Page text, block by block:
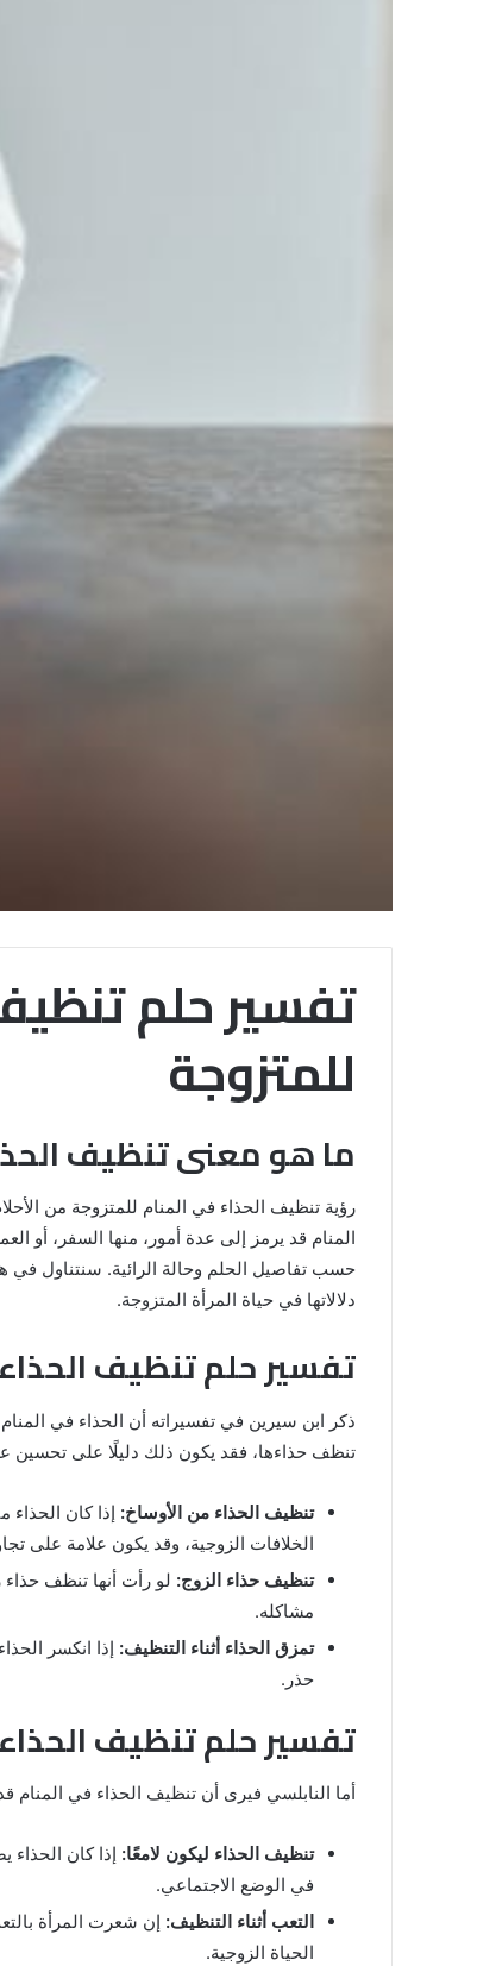
تفسير حلم
للمتزوجة
ما هو معنى تنظيف
رؤية تنظيف الحذاء في المنام للمتزوجة من
المنام قد يرمز إلى عدة أمور، منها السفر، أو
حسب تفاصيل الحلم وحالة الرائية. سنتناول في
دلالاتها في حياة المرأة المتزوجة.
تفسير حلم تنظيف
ذكر ابن سيرين في تفسيراته أن الحذاء في
تنظف حذاءها، فقد يكون ذلك دليلًا على تحسين
تنظيف الحذاء من الأوساخ: إذا كان
الخلافات الزوجية، وقد يكون علامة على
تنظيف حذاء الزوج: لو رأت أنها تنظف
مشاكله.
تمزق الحذاء أثناء التنظيف: إذا انكسر
حذر.
تفسير حلم تنظيف
أما النابلسي فيرى أن تنظيف الحذاء في المنام
تنظيف الحذاء ليكون لامعًا: إذا كان
في الوضع الاجتماعي.
التعب أثناء التنظيف: إن شعرت المرأة
الحياة الزوجية.
رؤية
الحمام
المتسخ
بالبراز
في
دلالات
وتفسيرات
سيرين
والنابلسي
14 مايو، 2025
رؤية الحمام المتسخ بالبراز في
دلالات وتفسيرات ابن سيرين